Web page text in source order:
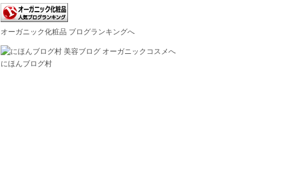
オーガニック化粧品 ブログランキングへ
にほんブログ村